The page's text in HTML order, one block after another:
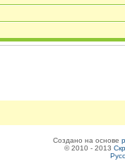
Создано на основе
© 2010 - 2013